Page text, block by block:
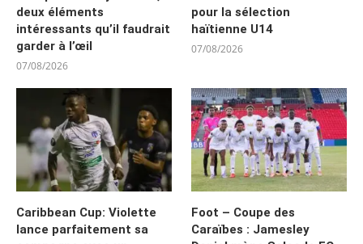
deux éléments
intéressants qu’il faudrait
garder à l’œil
07/08/2026
pour la sélection
haïtienne U14
07/08/2026
Caribbean Cup: Violette
lance parfaitement sa
Foot – Coupe des
Caraïbes : Jamesley